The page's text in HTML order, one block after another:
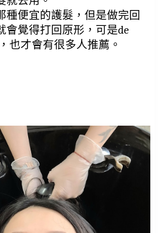
種便宜的護髮，但是做完回
會覺得打回原形，可是de
也才會有很多人推薦。